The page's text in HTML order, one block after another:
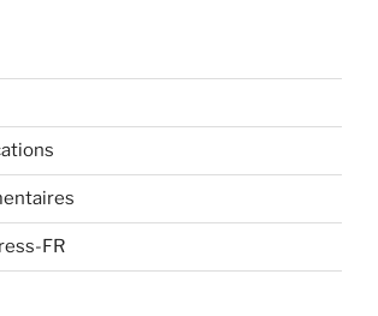
FR